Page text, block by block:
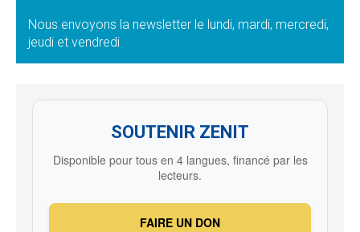
Nous envoyons la newsletter le lundi, mardi, mercredi,
jeudi et vendredi
SOUTENIR ZENIT
Disponible pour tous en 4 langues, financé par les
lecteurs.
FAIRE UN DON